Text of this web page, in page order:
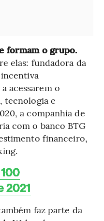
formam o grupo.
elas: fundadora da
acessarem o
tecnologia e
a companhia de
com o banco BTG
financeiro,
2021
faz parte da